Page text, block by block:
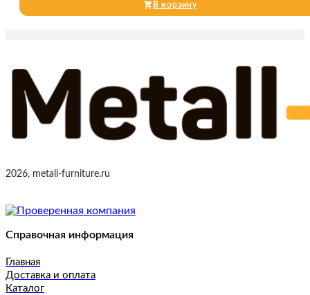
В корзину
2026, metall-furniture.ru
Справочная информация
Главная
Доставка и оплата
Каталог